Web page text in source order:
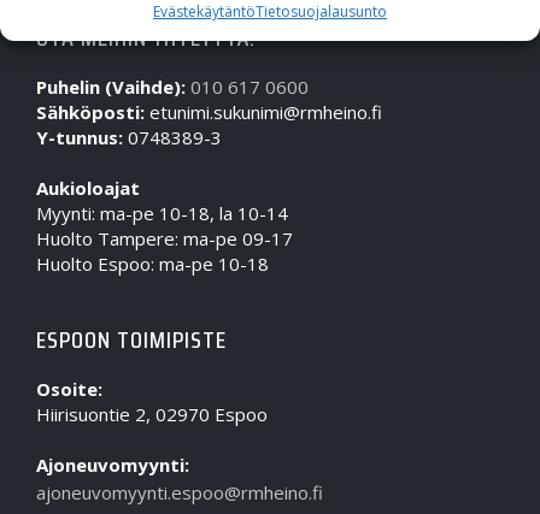
EvästekäytäntöTietosuojalausunto
OTA MEIHIN YHTEYTTÄ!
Puhelin (Vaihde): 010 617 0600
Sähköposti: etunimi.sukunimi@rmheino.fi
Y-tunnus: 0748389-3
Aukioloajat
Myynti: ma-pe 10-18, la 10-14
Huolto Tampere: ma-pe 09-17
Huolto Espoo: ma-pe 10-18
ESPOON TOIMIPISTE
Osoite:
Hiirisuontie 2, 02970 Espoo
Ajoneuvomyynti:
ajoneuvomyynti.espoo@rmheino.fi